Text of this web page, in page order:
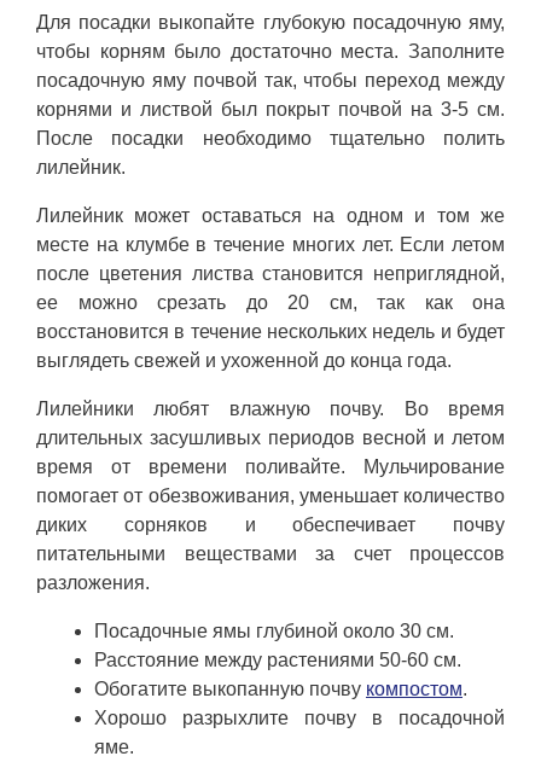
Для посадки выкопайте глубокую посадочную яму,
чтобы корням было достаточно места. Заполните
посадочную яму почвой так, чтобы переход между
корнями и листвой был покрыт почвой на 3-5 см.
После посадки необходимо тщательно полить
лилейник.
Лилейник может оставаться на одном и том же
месте на клумбе в течение многих лет. Если летом
после цветения листва становится неприглядной,
ее можно срезать до 20 см, так как она
восстановится в течение нескольких недель и будет
выглядеть свежей и ухоженной до конца года.
Лилейники любят влажную почву. Во время
длительных засушливых периодов весной и летом
время от времени поливайте. Мульчирование
помогает от обезвоживания, уменьшает количество
диких сорняков и обеспечивает почву
питательными веществами за счет процессов
разложения.
Посадочные ямы глубиной около 30 см.
Расстояние между растениями 50-60 см.
Обогатите выкопанную почву компостом.
Хорошо разрыхлите почву в посадочной
яме.